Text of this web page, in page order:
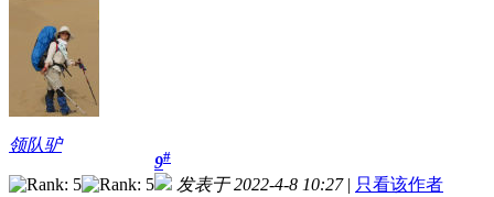
领队驴
9#
发表于 2022-4-8 10:27| 只看该作者